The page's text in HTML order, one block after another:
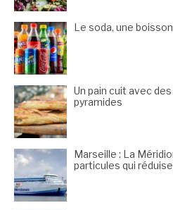
Le soda, une
Un pain cuit avec
pyramides
Marseille : La
particules qui